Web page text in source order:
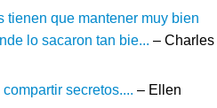
tienen que mantener muy bien
lo sacaron tan bie... – Charles
secretos.... – Ellen